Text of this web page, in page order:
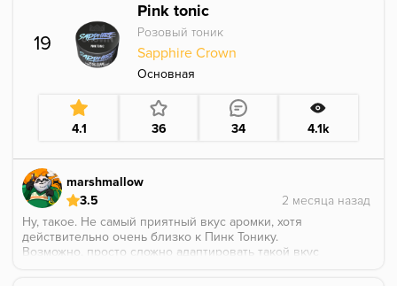
есть неяркая сладость, что-то конкретное выделить
на возможно, за годы можно было бы докрутить этот
микс, мб у нашего или палитры оно приятнее
куриться, но я больше брать не собираюсь ибо
нахуй нужна адалия в 2026 году. на разок можно
19
Pink tonic
Розовый тоник
Sapphire Crown
Основная
4.1 36 34 4.1k
marshmallow
3.5
Ну, такое. Не самый приятный вкус аромки, хотя
действительно очень близко к Пинк Тонику.
Возможно, просто сложно адаптировать такой вкус